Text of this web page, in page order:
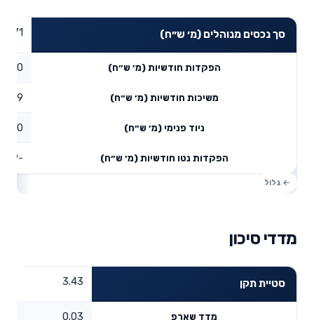
סך נכסים מנוהלים (מ׳ ש״ח) 31.71
הפקדות חודשיות (מ׳ ש״ח) 0
משיכות חודשיות (מ׳ ש״ח) 0.59
ניוד פנימי (מ׳ ש״ח) 0
הפקדות נטו חודשיות (מ׳ ש״ח) -0.59
מדדי סיכון
סטיית תקן 3.43
מדד שארפ 0.03